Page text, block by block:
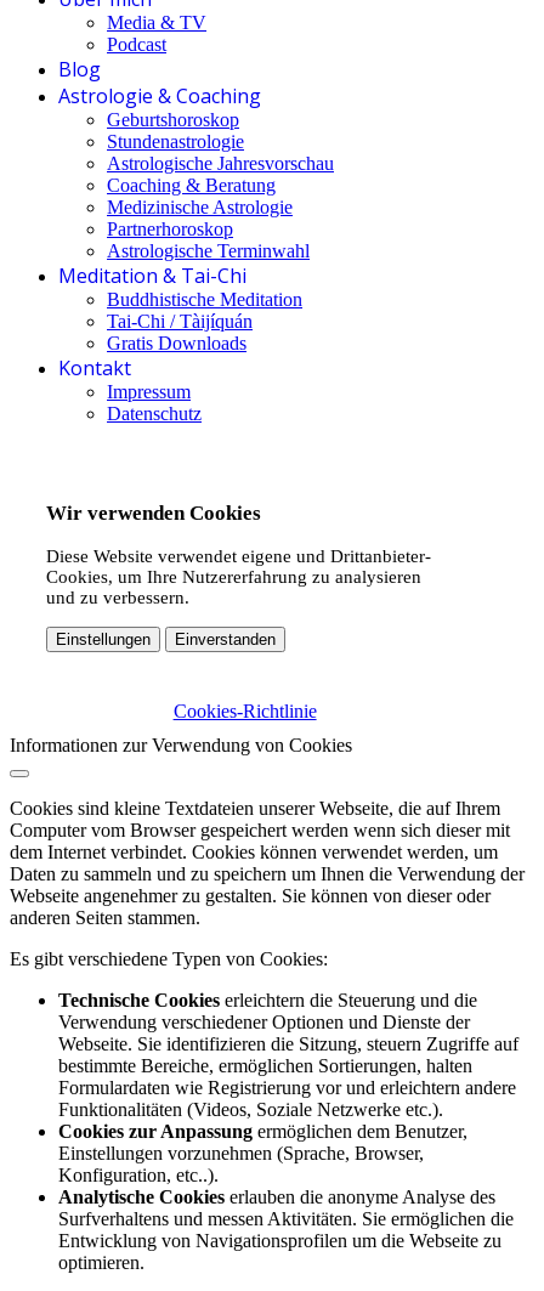
Media & TV
Podcast
Blog
Astrologie & Coaching
Geburtshoroskop
Stundenastrologie
Astrologische Jahresvorschau
Coaching & Beratung
Medizinische Astrologie
Partnerhoroskop
Astrologische Terminwahl
Meditation & Tai-Chi
Buddhistische Meditation
Tai-Chi / Tàijíquán
Gratis Downloads
Kontakt
Impressum
Datenschutz
Wir verwenden Cookies
Diese Website verwendet eigene und Drittanbieter-
Cookies, um Ihre Nutzererfahrung zu analysieren
und zu verbessern.
Einstellungen Einverstanden
Cookies-Richtlinie
Informationen zur Verwendung von Cookies
Cookies sind kleine Textdateien unserer Webseite, die auf Ihrem
Computer vom Browser gespeichert werden wenn sich dieser mit
dem Internet verbindet. Cookies können verwendet werden, um
Daten zu sammeln und zu speichern um Ihnen die Verwendung der
Webseite angenehmer zu gestalten. Sie können von dieser oder
anderen Seiten stammen.
Es gibt verschiedene Typen von Cookies:
Technische Cookies erleichtern die Steuerung und die
Verwendung verschiedener Optionen und Dienste der
Webseite. Sie identifizieren die Sitzung, steuern Zugriffe auf
bestimmte Bereiche, ermöglichen Sortierungen, halten
Formulardaten wie Registrierung vor und erleichtern andere
Funktionalitäten (Videos, Soziale Netzwerke etc.).
Cookies zur Anpassung ermöglichen dem Benutzer,
Einstellungen vorzunehmen (Sprache, Browser,
Konfiguration, etc..).
Analytische Cookies erlauben die anonyme Analyse des
Surfverhaltens und messen Aktivitäten. Sie ermöglichen die
Entwicklung von Navigationsprofilen um die Webseite zu
optimieren.